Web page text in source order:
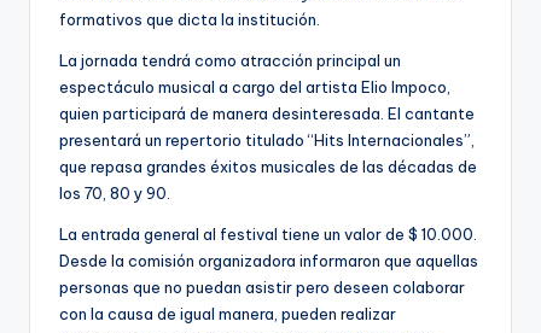
formativos que dicta la institución.
La jornada tendrá como atracción principal un
espectáculo musical a cargo del artista Elio Impoco,
quien participará de manera desinteresada. El cantante
presentará un repertorio titulado “Hits Internacionales”,
que repasa grandes éxitos musicales de las décadas de
los 70, 80 y 90.
La entrada general al festival tiene un valor de $ 10.000.
Desde la comisión organizadora informaron que aquellas
personas que no puedan asistir pero deseen colaborar
con la causa de igual manera, pueden realizar